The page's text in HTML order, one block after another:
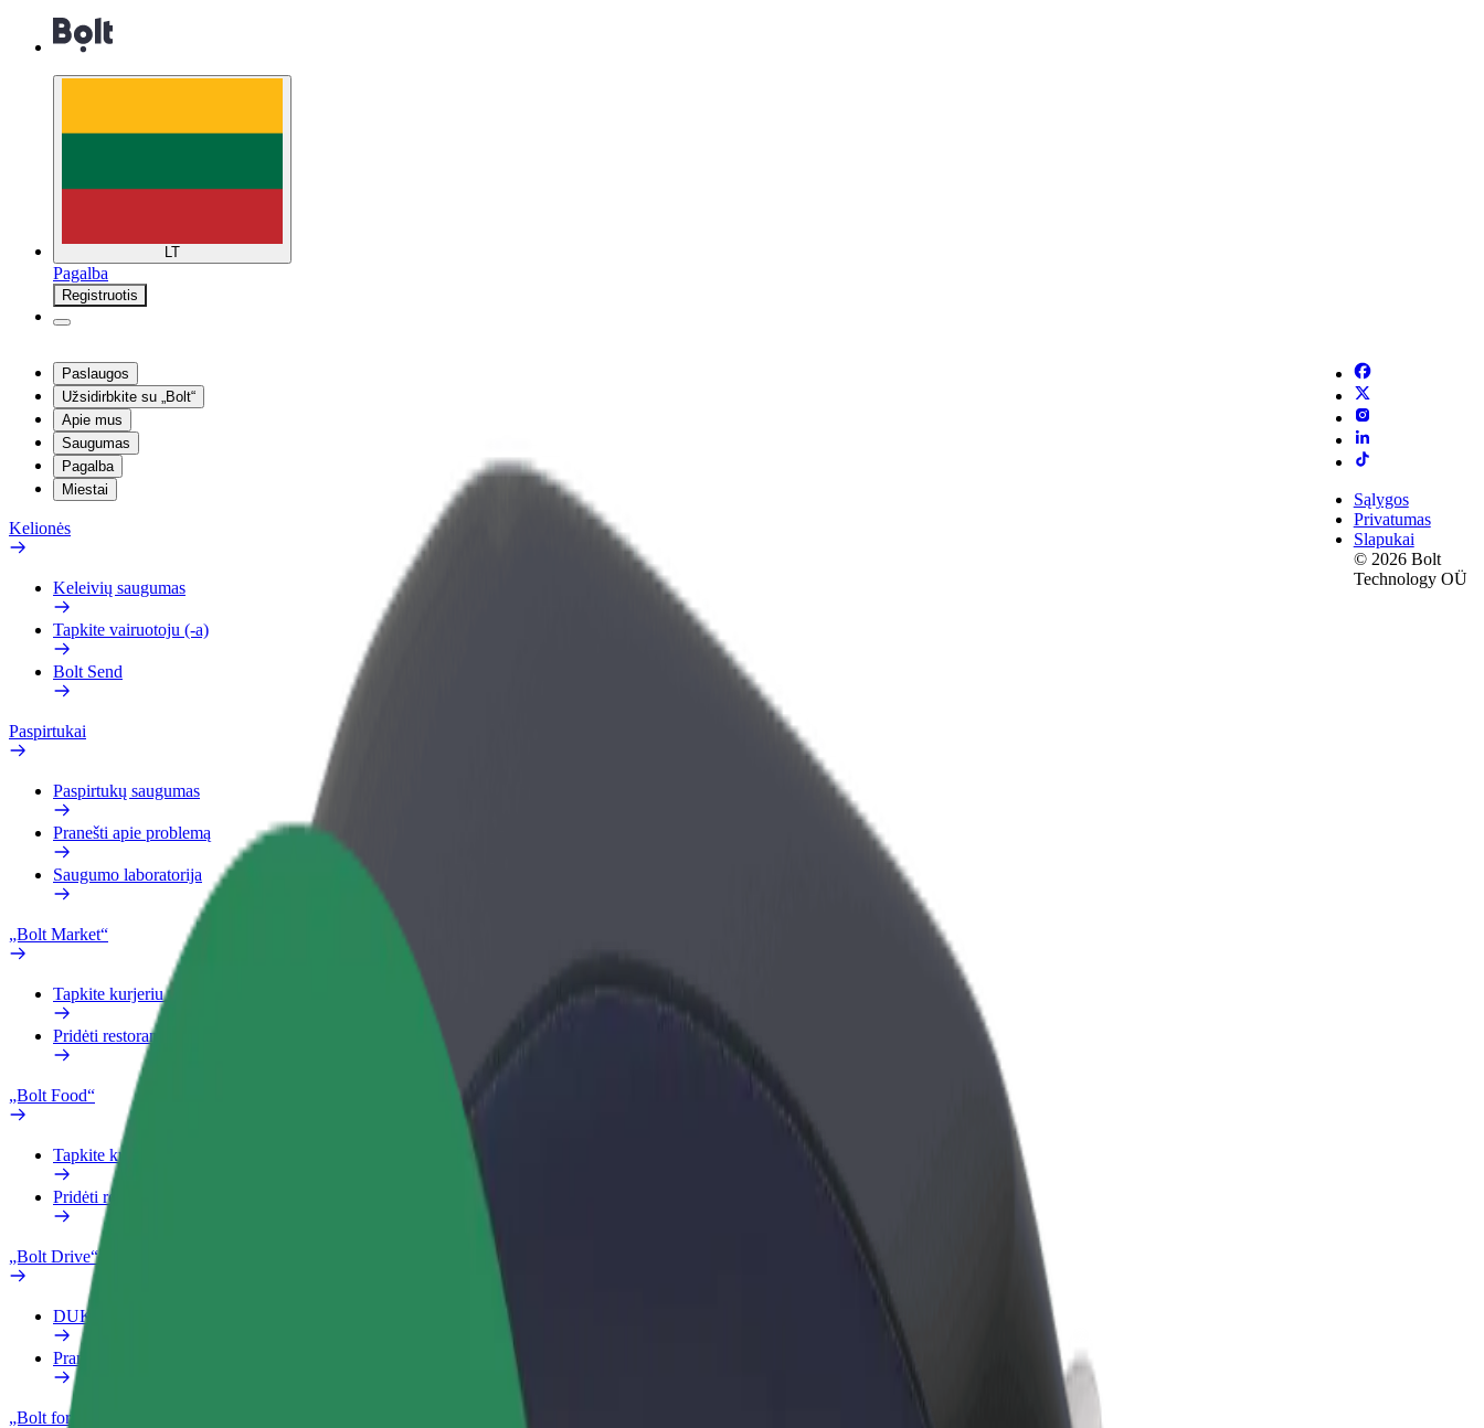
LT
Pagalba
Registruotis
Paslaugos
Užsidirbkite su „Bolt“
Apie mus
Saugumas
Pagalba
Miestai
Kelionės
Keleivių saugumas
Tapkite vairuotoju (-a)
Bolt Send
Paspirtukai
Paspirtukų saugumas
Pranešti apie problemą
Saugumo laboratorija
„Bolt Market“
Tapkite kurjeriu (-e)
Pridėti restoraną ar parduotuvę
„Bolt Food“
Tapkite kurjeriu (-e)
Pridėti restoraną ar parduotuvę
„Bolt Drive“
DUK
Pranešti apie automobilį
„Bolt for Business“
Sąlygos
Privatumas
Slapukai
© 2026 Bolt
Technology OÜ